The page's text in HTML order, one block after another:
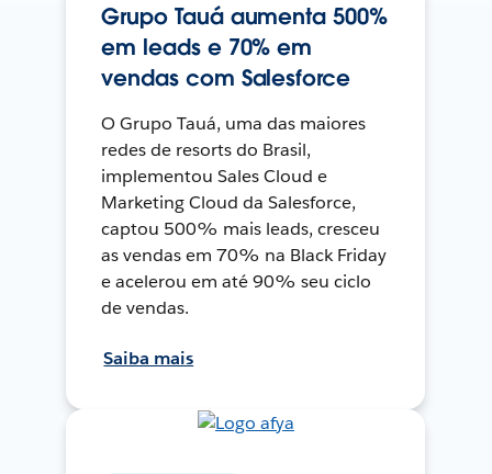
Grupo Tauá aumenta 500%
em leads e 70% em
vendas com Salesforce
O Grupo Tauá, uma das maiores
redes de resorts do Brasil,
implementou Sales Cloud e
Marketing Cloud da Salesforce,
captou 500% mais leads, cresceu
as vendas em 70% na Black Friday
e acelerou em até 90% seu ciclo
de vendas.
Saiba mais